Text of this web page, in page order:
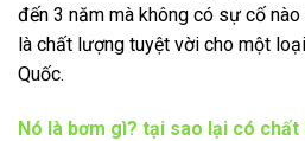
đến 3 năm mà không có sự cố
là chất lượng tuyệt vời cho một
Quốc.
Nó là bơm gì? tại sao lại có